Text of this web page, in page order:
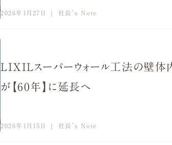
2026年1月27日 社長’s Note
LIXILスーパーウォール工法の壁体
が【60年】に延長へ
2026年1月15日 社長’s Note